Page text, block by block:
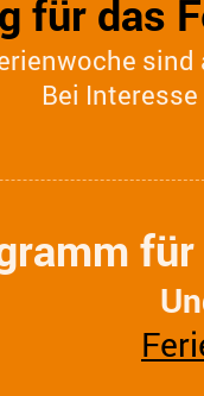
für das
Bei Interesse